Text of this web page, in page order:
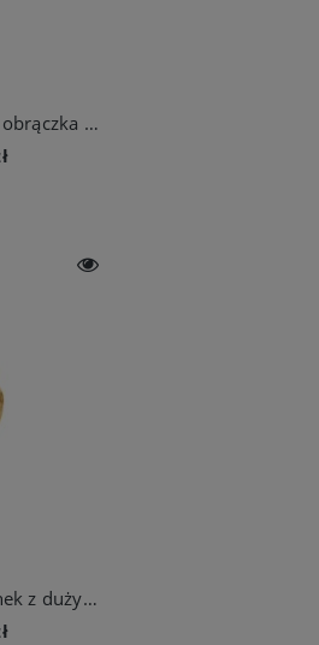
Szeroka, pozłacana obrączka z meteorytem z kolekcji Meteoros
Pozłacany pierścionek z dużym kryształem górskim z kolekcji Prato